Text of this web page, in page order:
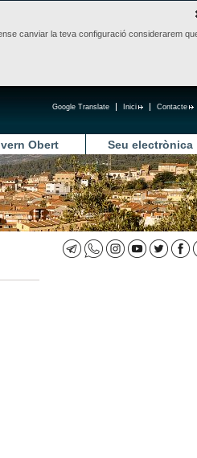
canviar la teva configuració considerarem
Contacte
Inici
Google Translate
Obert Seu electrònica